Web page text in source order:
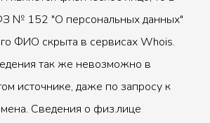
№ 152 "О персональных данных"
ФИО скрыта в сервисах Whois.
так же невозможно в
источнике, даже по запросу к
Сведения о физ.лице